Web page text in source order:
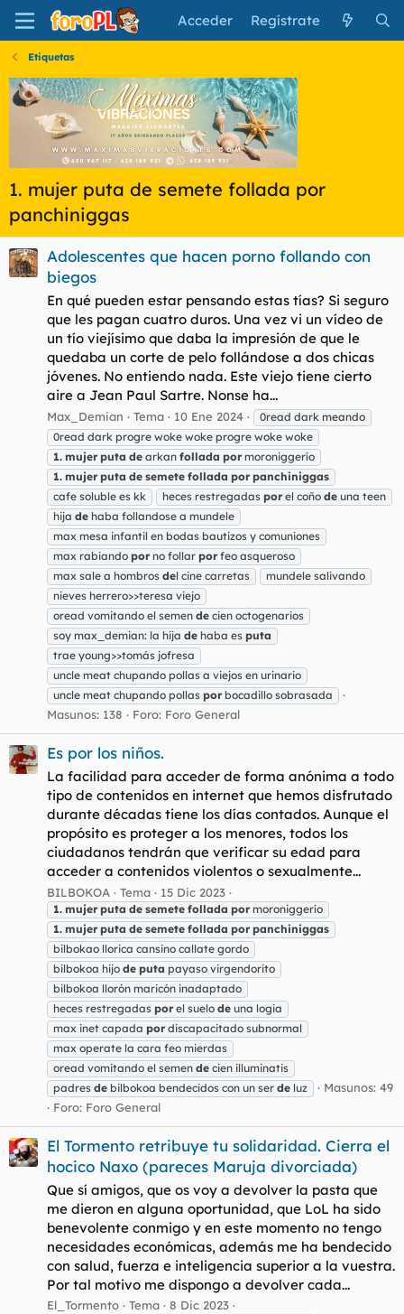
Acceder Regístrate
Etiquetas
1. mujer puta de semete follada por
panchiniggas
Adolescentes que hacen porno follando con
biegos
En qué pueden estar pensando estas tías? Si seguro
que les pagan cuatro duros. Una vez vi un vídeo de
un tío viejísimo que daba la impresión de que le
quedaba un corte de pelo follándose a dos chicas
jóvenes. No entiendo nada. Este viejo tiene cierto
aire a Jean Paul Sartre. Nonse ha...
Max_Demian Tema 10 Ene 2024
0read dark meando
0read dark progre woke woke progre woke woke
1. mujer puta de arkan follada por moroniggerío
1. mujer puta de semete follada por panchiniggas
cafe soluble es kk
heces restregadas por el coño de una teen
hija de haba follandose a mundele
max mesa infantil en bodas bautizos y comuniones
max rabiando por no follar por feo asqueroso
max sale a hombros del cine carretas
mundele salivando
nieves herrero>>teresa viejo
oread vomitando el semen de cien octogenarios
soy max_demian: la hija de haba es puta
trae young>>tomás jofresa
uncle meat chupando pollas a viejos en urinario
uncle meat chupando pollas por bocadillo sobrasada
Masunos: 138 Foro: Foro General
Es por los niños.
La facilidad para acceder de forma anónima a todo
tipo de contenidos en internet que hemos disfrutado
durante décadas tiene los días contados. Aunque el
propósito es proteger a los menores, todos los
ciudadanos tendrán que verificar su edad para
acceder a contenidos violentos o sexualmente...
BILBOKOA Tema 15 Dic 2023
1. mujer puta de semete follada por moroniggerío
1. mujer puta de semete follada por panchiniggas
bilbokao llorica cansino callate gordo
bilbokoa hijo de puta payaso virgendorito
bilbokoa llorón maricón inadaptado
heces restregadas por el suelo de una logia
max inet capada por discapacitado subnormal
max operate la cara feo mierdas
oread vomitando el semen de cien illuminatis
padres de bilbokoa bendecidos con un ser de luz
Masunos: 49
Foro: Foro General
El Tormento retribuye tu solidaridad. Cierra el
hocico Naxo (pareces Maruja divorciada)
Que sí amigos, que os voy a devolver la pasta que
me dieron en alguna oportunidad, que LoL ha sido
benevolente conmigo y en este momento no tengo
necesidades económicas, además me ha bendecido
con salud, fuerza e inteligencia superior a la vuestra.
Por tal motivo me dispongo a devolver cada...
El_Tormento Tema 8 Dic 2023